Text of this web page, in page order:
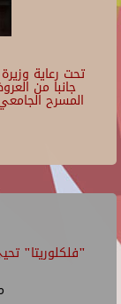
تحت رعاية
جانبا من
"فلكلوريتا"